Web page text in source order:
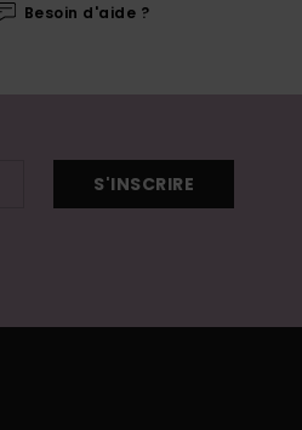
Besoin d'aide ?
S'INSCRIRE